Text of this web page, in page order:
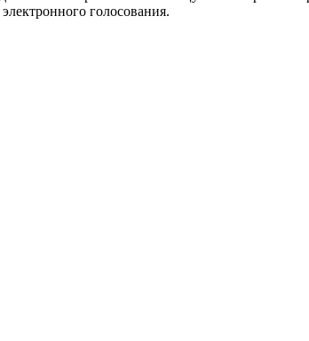
голосования.